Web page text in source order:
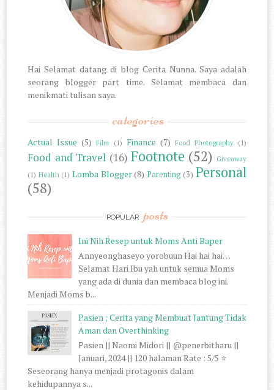
Hai Selamat datang di blog Cerita Nunna. Saya adalah
seorang blogger part time. Selamat membaca dan
menikmati tulisan saya.
categories
Actual Issue (5) Film (1) Finance (7) Food Photography (1)
Food and Travel (16) Footnote (52) Giveaway
(1) Health (1) Lomba Blogger(8) Parenting (3) Personal
(58)
POPULAR posts
Ini Nih Resep untuk Moms Anti Baper
Annyeonghaseyo yorobuun Hai hai hai…
Selamat Hari Ibu yah untuk semua Moms
yang ada di dunia dan membaca blog ini.
Menjadi Moms b...
Pasien ; Cerita yang Membuat Jantung Tidak
Aman dan Overthinking
Pasien || Naomi Midori || @penerbitharu ||
Januari, 2024 || 120 halaman Rate : 5/5 ⭐
Seseorang hanya menjadi protagonis dalam
kehidupannya s...